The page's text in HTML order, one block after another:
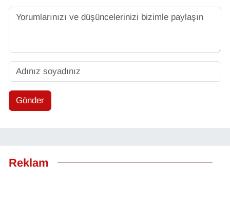
Gönder
Reklam